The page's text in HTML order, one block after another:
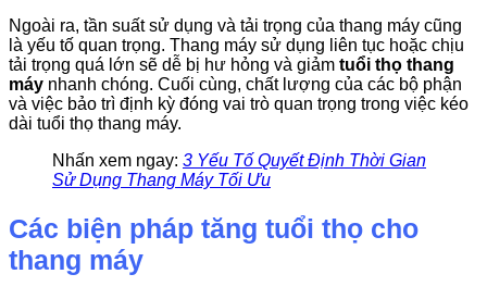
Ngoài ra, tần suất sử dụng và tải trọng của thang máy cũng
là yếu tố quan trọng. Thang máy sử dụng liên tục hoặc chịu
tải trọng quá lớn sẽ dễ bị hư hỏng và giảm tuổi thọ thang
máy nhanh chóng. Cuối cùng, chất lượng của các bộ phận
và việc bảo trì định kỳ đóng vai trò quan trọng trong việc kéo
dài tuổi thọ thang máy.
Nhấn xem ngay: 3 Yếu Tố Quyết Định Thời Gian
Sử Dụng Thang Máy Tối Ưu
Các biện pháp tăng tuổi thọ cho
thang máy